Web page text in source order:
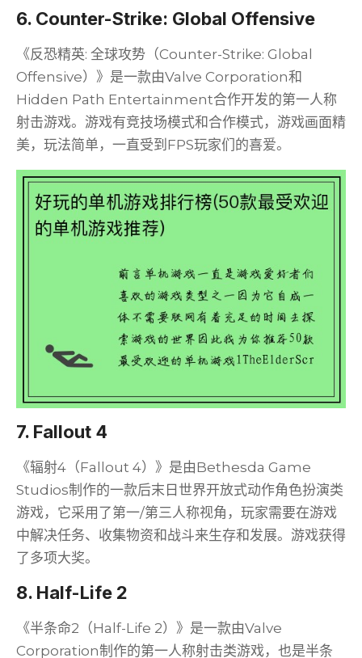
6. Counter-Strike: Global Offensive
《反恐精英: 全球攻势（Counter-Strike: Global
Offensive）》是一款由Valve Corporation和
Hidden Path Entertainment合作开发的第一人称
射击游戏。游戏有竞技场模式和合作模式，游戏画面精
美，玩法简单，一直受到FPS玩家们的喜爱。
7. Fallout 4
《辐射4（Fallout 4）》是由Bethesda Game
Studios制作的一款后末日世界开放式动作角色扮演类
游戏，它采用了第一/第三人称视角，玩家需要在游戏
中解决任务、收集物资和战斗来生存和发展。游戏获得
了多项大奖。
8. Half-Life 2
《半条命2（Half-Life 2）》是一款由Valve
Corporation制作的第一人称射击类游戏，也是半条